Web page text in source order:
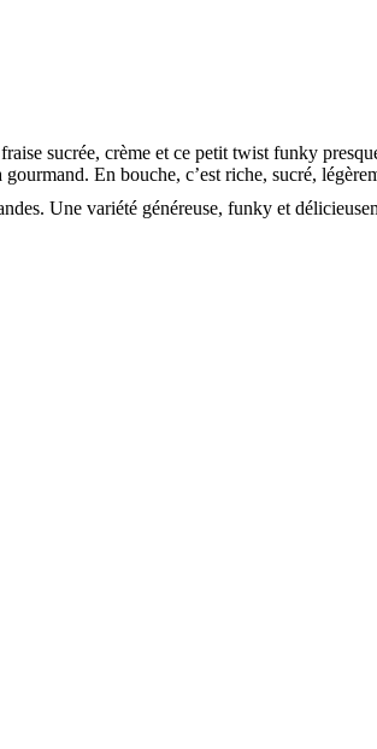
fraise sucrée, crème et ce petit twist funky
gourmand. En bouche, c’est riche, sucré,
Une variété généreuse, funky et